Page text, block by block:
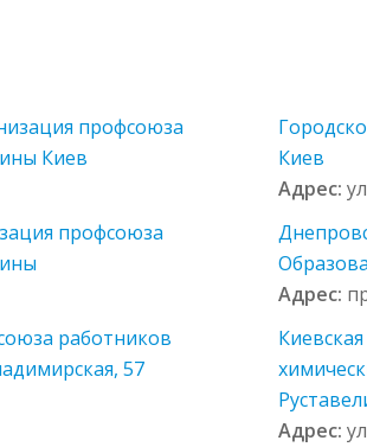
профсоюза
Киев
Киев
Адрес:
профсоюза
Адрес:
работников
57
Адрес: